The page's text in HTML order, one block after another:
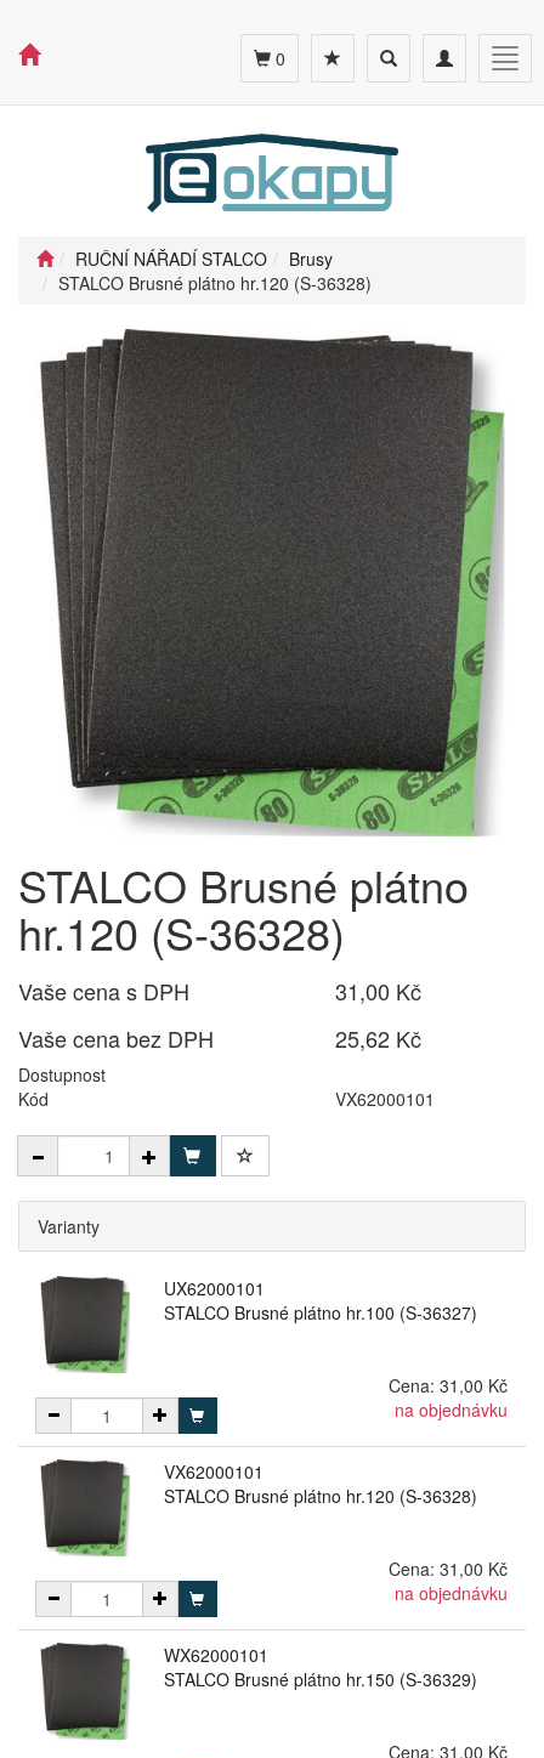
Toggle
navigation
Toggle
search
0
RUČNÍ NÁŘADÍ STALCO
Brusy
STALCO Brusné plátno hr.120 (S-36328)
STALCO Brusné plátno
hr.120 (S-36328)
Vaše cena s DPH
31,00 Kč
Vaše cena bez DPH
25,62 Kč
Dostupnost
Kód
VX62000101
Varianty
UX62000101
STALCO Brusné plátno hr.100 (S-36327)
Cena: 31,00 Kč
na objednávku
VX62000101
STALCO Brusné plátno hr.120 (S-36328)
Cena: 31,00 Kč
na objednávku
WX62000101
STALCO Brusné plátno hr.150 (S-36329)
Cena: 31,00 Kč